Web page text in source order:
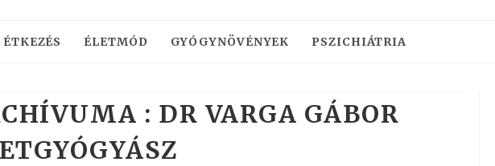
ÉTKEZÉS ÉLETMÓD GYÓGYNÖVÉNYEK PSZICHIÁTRIA
: DR VARGA GÁBOR